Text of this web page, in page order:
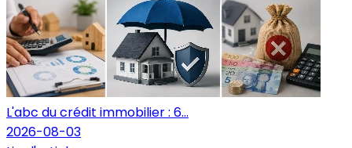
L'abc du crédit immobilier : 6...
2026-08-03